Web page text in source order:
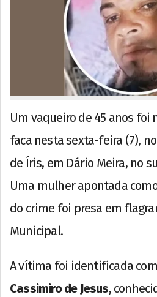
Um vaqueiro de 45 anos foi
faca nesta sexta-feira (7),
de Íris, em Dário Meira, no
Uma mulher apontada
do crime foi presa em
Municipal.
A vítima foi identificada
Cassimiro de Jesus,